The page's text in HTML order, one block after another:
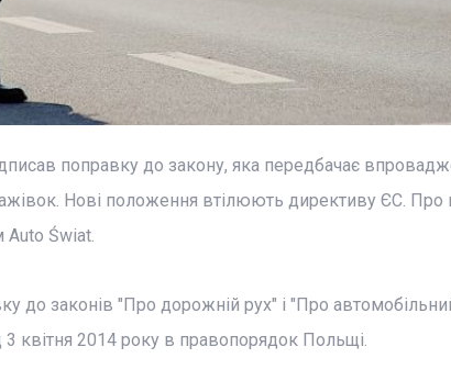
поправку до закону, яка передбачає
Нові положення втілюють директиву ЄС. Про
Auto Świat.
до законів "Про дорожній рух" і "Про
квітня 2014 року в правопорядок Польщі.